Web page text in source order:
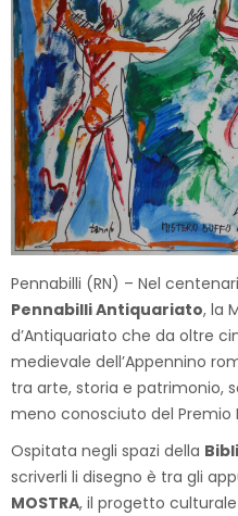
Pennabilli (RN) – Nel
Pennabilli Antiquariato, la
d’Antiquariato che da oltre
medievale dell’Appennino
tra arte, storia e patrimonio,
meno conosciuto del Premio
Ospitata negli spazi della
scriverli li disegno è tra gli
MOSTRA, il progetto